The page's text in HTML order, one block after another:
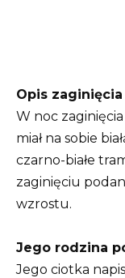
Opis
W noc
miał na sobie
czarno-białe
zaginięciu
wzrostu.
Jego rodzina
Jego ciotka